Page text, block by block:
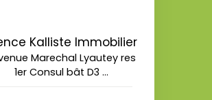
Kalliste Immobilier
Marechal Lyautey res
1er Consul bât D3